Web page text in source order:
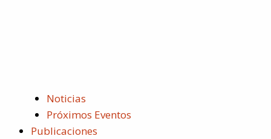
Noticias
Próximos Eventos
Publicaciones